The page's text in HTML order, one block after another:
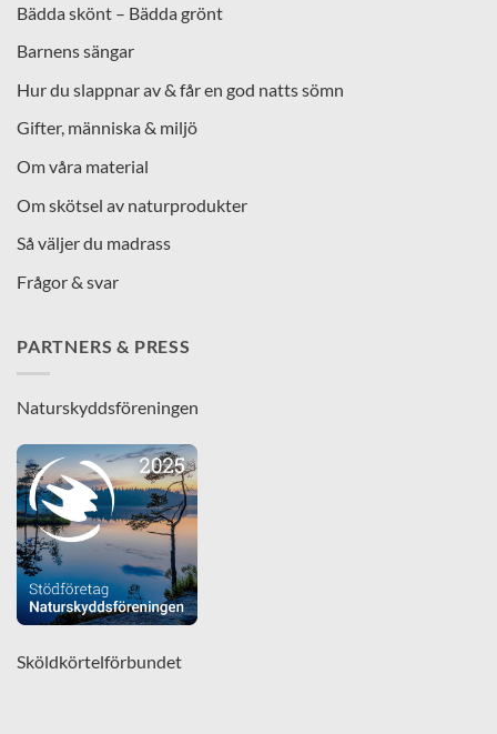
Bädda skönt – Bädda grönt
Barnens sängar
Hur du slappnar av & får en god natts sömn
Gifter, människa & miljö
Om våra material
Om skötsel av naturprodukter
Så väljer du madrass
Frågor & svar
PARTNERS & PRESS
Naturskyddsföreningen
Sköldkörtelförbundet